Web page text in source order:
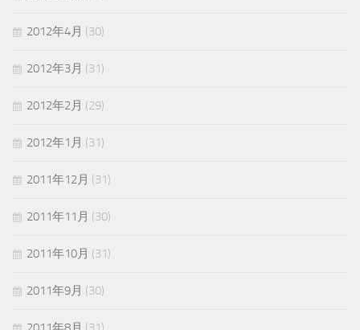
2012年4月 (30)
2012年3月 (31)
2012年2月 (29)
2012年1月 (31)
2011年12月 (31)
2011年11月 (30)
2011年10月 (31)
2011年9月 (30)